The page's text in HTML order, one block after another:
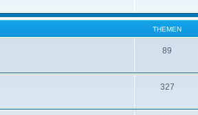
THEMEN
89
327